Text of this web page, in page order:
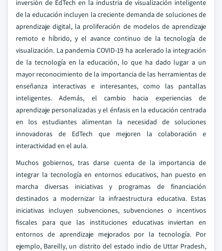
inversión de EdTech en la industria de visualización inteligente
de la educación incluyen la creciente demanda de soluciones de
aprendizaje digital, la proliferación de modelos de aprendizaje
remoto e híbrido, y el avance continuo de la tecnología de
visualización. La pandemia COVID-19 ha acelerado la integración
de la tecnología en la educación, lo que ha dado lugar a un
mayor reconocimiento de la importancia de las herramientas de
enseñanza interactivas e interesantes, como las pantallas
inteligentes. Además, el cambio hacia experiencias de
aprendizaje personalizadas y el énfasis en la educación centrada
en los estudiantes alimentan la necesidad de soluciones
innovadoras de EdTech que mejoren la colaboración e
interactividad en el aula.
Muchos gobiernos, tras darse cuenta de la importancia de
integrar la tecnología en entornos educativos, han puesto en
marcha diversas iniciativas y programas de financiación
destinados a modernizar la infraestructura educativa. Estas
iniciativas incluyen subvenciones, subvenciones o incentivos
fiscales para que las instituciones educativas inviertan en
entornos de aprendizaje mejorados por la tecnología. Por
ejemplo, Bareilly, un distrito del estado indio de Uttar Pradesh,